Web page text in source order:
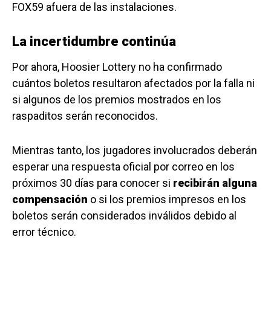
FOX59 afuera de las instalaciones.
La incertidumbre continúa
Por ahora, Hoosier Lottery no ha confirmado
cuántos boletos resultaron afectados por la falla ni
si algunos de los premios mostrados en los
raspaditos serán reconocidos.
Mientras tanto, los jugadores involucrados deberán
esperar una respuesta oficial por correo en los
próximos 30 días para conocer si recibirán alguna
compensación o si los premios impresos en los
boletos serán considerados inválidos debido al
error técnico.